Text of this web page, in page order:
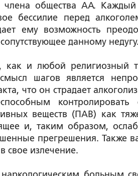
члена общества АА.
бессилие перед
ему возможность
данному недугу.
как и любой религиозный
шагов является
что он страдает
контролировать
веществ (ПАВ) как
и, таким образом,
прегрешения. Также
свое излечение.